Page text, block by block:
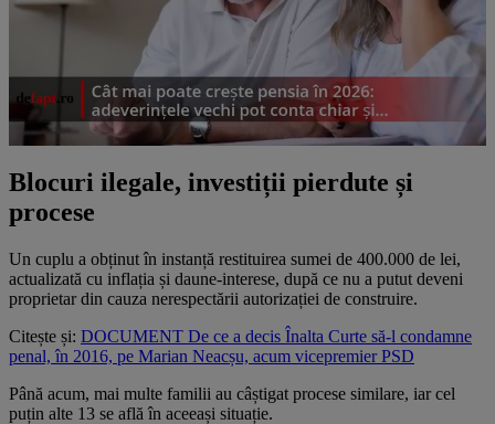
Blocuri ilegale, investiții pierdute și
procese
Un cuplu a obținut în instanță restituirea sumei de 400.000 de lei,
actualizată cu inflația și daune-interese, după ce nu a putut deveni
proprietar din cauza nerespectării autorizației de construire.
Citește și: DOCUMENT De ce a decis Înalta Curte să-l condamne
penal, în 2016, pe Marian Neacșu, acum vicepremier PSD
Până acum, mai multe familii au câștigat procese similare, iar cel
puțin alte 13 se află în aceeași situație.